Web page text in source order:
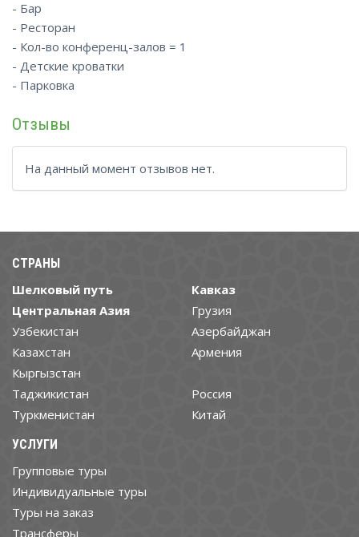
- Бар
- Ресторан
- Кол-во конференц-залов = 1
- Детские кроватки
- Парковка
Отзывы
На данный момент отзывов нет.
СТРАНЫ
Шелковый путь
Центральная Азия
Узбекистан
Казахстан
Кыргызстан
Таджикистан
Туркменистан
Кавказ
Грузия
Азербайджан
Армения
Россия
Китай
УСЛУГИ
Групповые туры
Индивидуальные туры
Туры на заказ
Трансферы